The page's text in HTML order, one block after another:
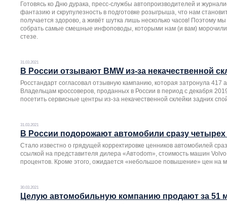
Готовясь ко Дню дурака, пресс-службы автопроизводителей и
фантазию и скрупулезность в подготовке розыгрыша, что нам
получается здорово, а живёт шутка лишь несколько часов! Поэтому
собрать самые смешные инфоповоды, которыми нам (и вам) морочили
стезе.
31.03.2021
В России отзывают BMW из-за некачественной
Росстандарт согласовал отзывную кампанию, которая затронула 417
Владельцам кроссоверов, проданных в России в период с декабря
посетить сервисные центры из-за некачественной склейки задних
31.03.2021
В России подорожают автомобили сразу
Стало известно о грядущей корректировке ценников автомобилей
ссылкой на представителя дилера «Автоdom», стоимость машин
процентов. Кроме этого, ожидается «небольшое повышение» цен на
30.03.2021
Целую автомобильную компанию продают за 51